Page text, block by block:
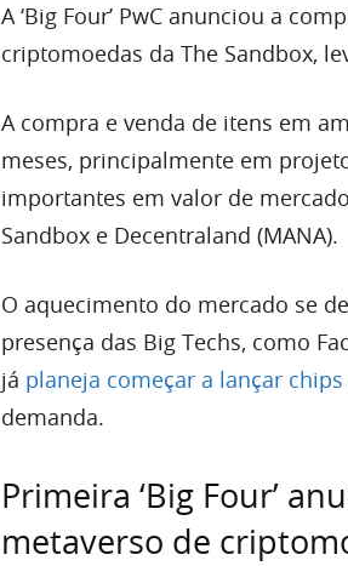
A ‘Big Four’ PwC anunciou a
criptomoedas da The Sandbox,
A compra e venda de itens em
meses, principalmente em
importantes em valor de
Sandbox e Decentraland (MANA).
O aquecimento do mercado se
presença das Big Techs, como
já planeja começar a lançar
demanda.
Primeira ‘Big Four’
metaverso de